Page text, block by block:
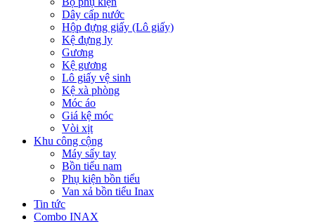
Dây cấp nước
Hộp đựng giấy (Lô giấy)
Kệ đựng ly
Gương
Kệ gương
Lô giấy vệ sinh
Kệ xà phòng
Móc áo
Giá kệ móc
Vòi xịt
Khu công cộng
Máy sấy tay
Bồn tiểu nam
Phụ kiện bồn tiểu
Van xả bồn tiểu Inax
Tin tức
Combo INAX